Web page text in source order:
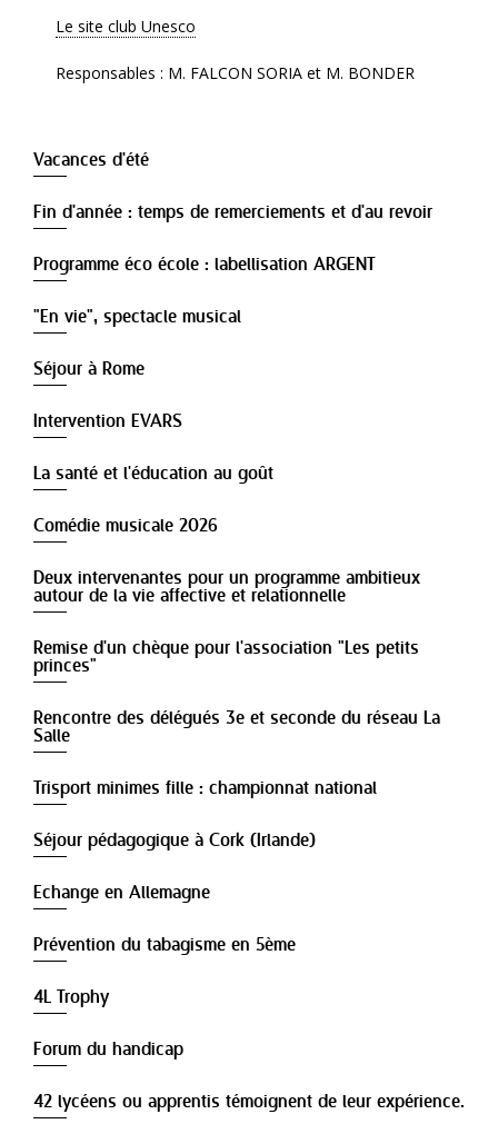
Le site club Unesco
Responsables : M. FALCON SORIA et M. BONDER
Vacances d'été
Fin d'année : temps de remerciements et d'au revoir
Programme éco école : labellisation ARGENT
"En vie", spectacle musical
Séjour à Rome
Intervention EVARS
La santé et l'éducation au goût
Comédie musicale 2026
Deux intervenantes pour un programme ambitieux
autour de la vie affective et relationnelle
Remise d'un chèque pour l'association "Les petits
princes"
Rencontre des délégués 3e et seconde du réseau La
Salle
Trisport minimes fille : championnat national
Séjour pédagogique à Cork (Irlande)
Echange en Allemagne
Prévention du tabagisme en 5ème
4L Trophy
Forum du handicap
42 lycéens ou apprentis témoignent de leur expérience.